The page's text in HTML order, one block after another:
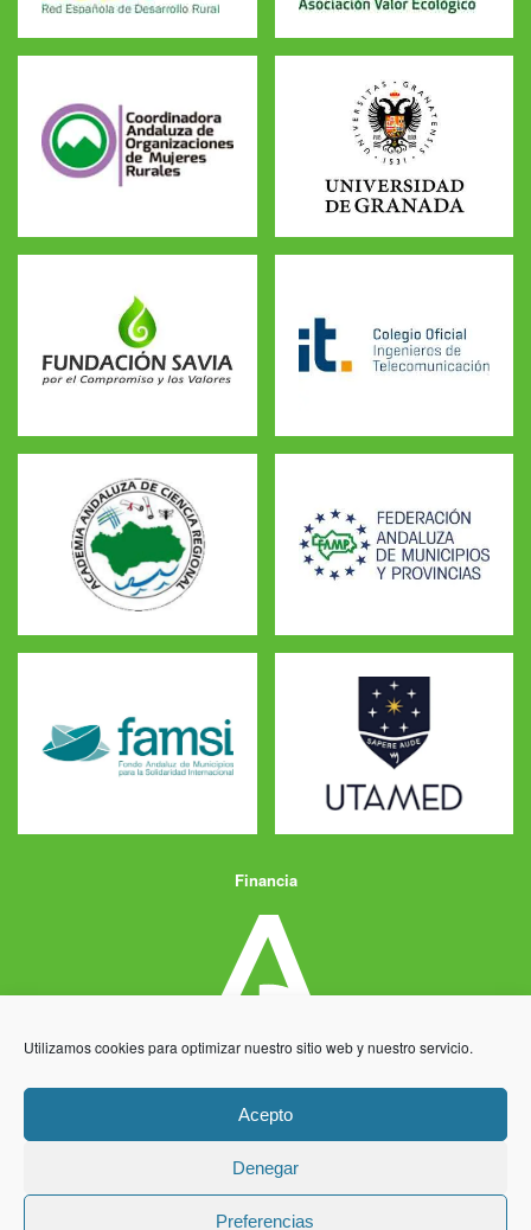
Utilizamos cookies para optimizar nuestro sitio web y nuestro servicio.
Acepto
Denegar
Preferencias
Financia